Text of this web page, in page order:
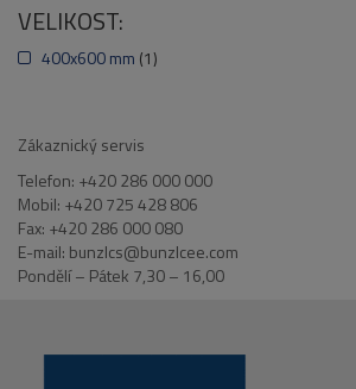
VELIKOST:
400x600 mm (1)
Zákaznický servis
Telefon: +420 286 000 000
Mobil: +420 725 428 806
Fax: +420 286 000 080
E-mail: bunzlcs@bunzlcee.com
Pondělí – Pátek 7,30 – 16,00